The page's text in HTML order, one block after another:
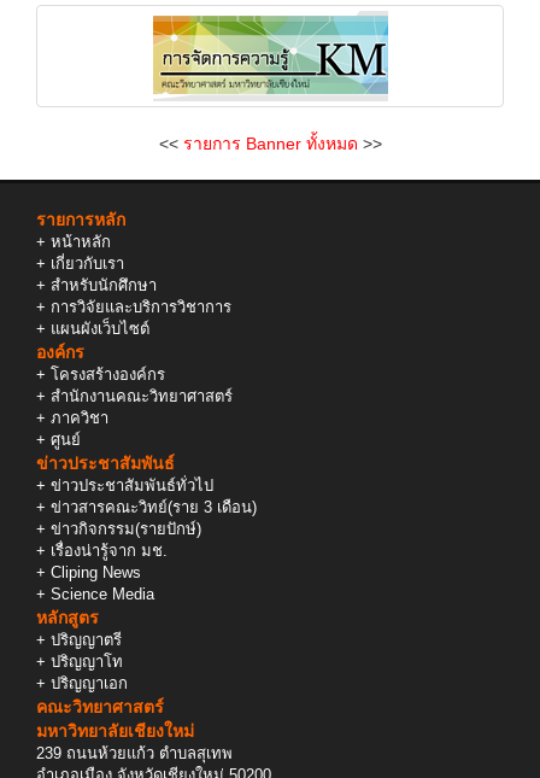
<< รายการ Banner ทั้งหมด >>
รายการหลัก
+ หน้าหลัก
+ เกี่ยวกับเรา
+ สำหรับนักศึกษา
+ การวิจัยและบริการวิชาการ
+ แผนผังเว็บไซต์
องค์กร
+ โครงสร้างองค์กร
+ สำนักงานคณะวิทยาศาสตร์
+ ภาควิชา
+ ศูนย์
ข่าวประชาสัมพันธ์
+ ข่าวประชาสัมพันธ์ทั่วไป
+ ข่าวสารคณะวิทย์(ราย 3 เดือน)
+ ข่าวกิจกรรม(รายปักษ์)
+ เรื่องน่ารู้จาก มช.
+ Cliping News
+ Science Media
หลักสูตร
+ ปริญญาตรี
+ ปริญญาโท
+ ปริญญาเอก
คณะวิทยาศาสตร์
มหาวิทยาลัยเชียงใหม่
239 ถนนห้วยแก้ว ตำบลสุเทพ